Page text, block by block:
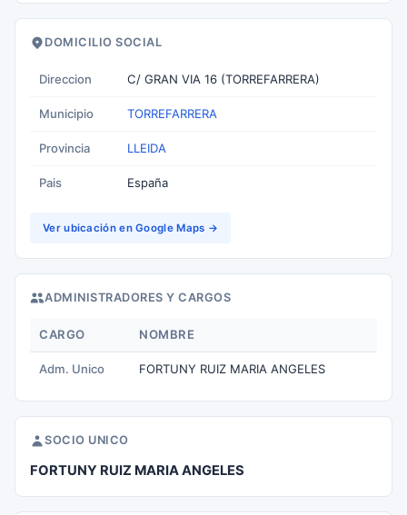
DOMICILIO SOCIAL
Direccion C/ GRAN VIA 16 (TORREFARRERA)
Municipio TORREFARRERA
Provincia LLEIDA
Pais España
Ver ubicación en Google Maps →
ADMINISTRADORES Y CARGOS
CARGO NOMBRE
Adm. Unico FORTUNY RUIZ MARIA ANGELES
SOCIO UNICO
FORTUNY RUIZ MARIA ANGELES